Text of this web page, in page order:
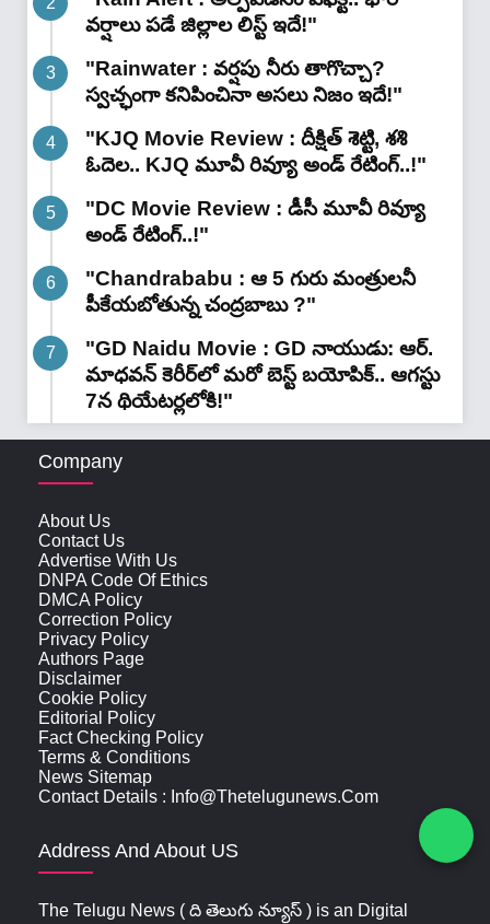
వర్షాలు పడే జిల్లాల లిస్ట్ ఇదే!"
"Rainwater : వర్షపు నీరు తాగొచ్చా?
స్వచ్ఛంగా కనిపించినా అసలు నిజం ఇదే!"
"KJQ Movie Review : దీక్షిత్ శెట్టి, శశి
ఓదెల.. KJQ మూవీ రివ్యూ అండ్ రేటింగ్‌..!"
"DC Movie Review : డీసీ మూవీ రివ్యూ
అండ్ రేటింగ్‌..!"
"Chandrababu : ఆ 5 గురు మంత్రులనీ
పీకేయబోతున్న చంద్రబాబు ?"
"GD Naidu Movie : GD నాయుడు: ఆర్.
మాధవన్‌ కెరీర్‌లో మరో బెస్ట్ బయోపిక్.. ఆగస్టు
7న థియేటర్లలోకి!"
Company
About Us
Contact Us
Advertise With Us
DNPA Code Of Ethics
DMCA Policy
Correction Policy
Privacy Policy
Authors Page
Disclaimer
Cookie Policy
Editorial Policy
Fact Checking Policy
Terms & Conditions
News Sitemap
Contact Details : Info@thetelugunews.com
Address And About US
The Telugu News ( ది తెలుగు న్యూస్‌ ) is an Digital